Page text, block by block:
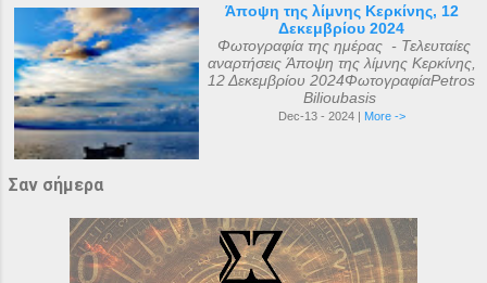
Άποψη της λίμνης Κερκίνης, 12
Δεκεμβρίου 2024
Φωτογραφία της ημέρας - Τελευταίες
αναρτήσεις Άποψη της λίμνης Κερκίνης,
12 Δεκεμβρίου 2024ΦωτογραφίαPetros
Bilioubasis
Dec-13 - 2024 | More ->
Σαν σήμερα